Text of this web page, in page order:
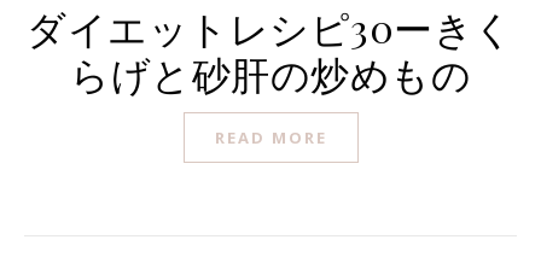
ダイエットレシピ30ーきく
らげと砂肝の炒めもの
READ MORE